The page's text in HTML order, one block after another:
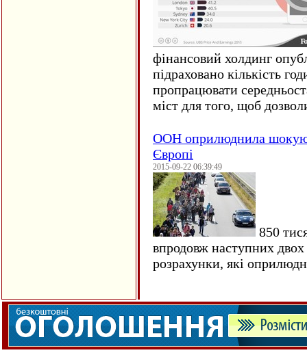
фінансовий холдинг
підраховано кількість
пропрацювати
міст для того, щоб
ООН оприлюднила
Європі
2015-09-22 06:39:49
850
впродовж наступних
розрахунки, які